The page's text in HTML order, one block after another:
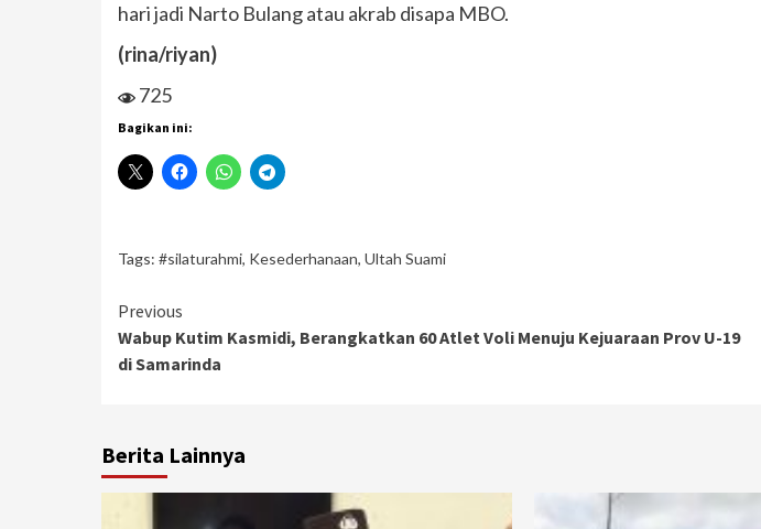
hari jadi Narto Bulang atau akrab disapa MBO.
(rina/riyan)
725
Bagikan ini:
Tags: #silaturahmi, Kesederhanaan, Ultah Suami
Continue
Reading
Previous
Wabup Kutim Kasmidi, Berangkatkan 60 Atlet Voli Menuju Kejuaraan Prov U-19
di Samarinda
Berita Lainnya